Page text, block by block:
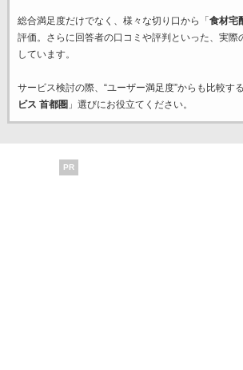
総合満足度だけでなく、様々な切り口から「 食材宅
評価。さらに回答者の口コミや評判といった、実際
しています。
サービス検討の際、“ユーザー満足度”からも比較す
ビス 首都圏 」選びにお役立てください。
PR